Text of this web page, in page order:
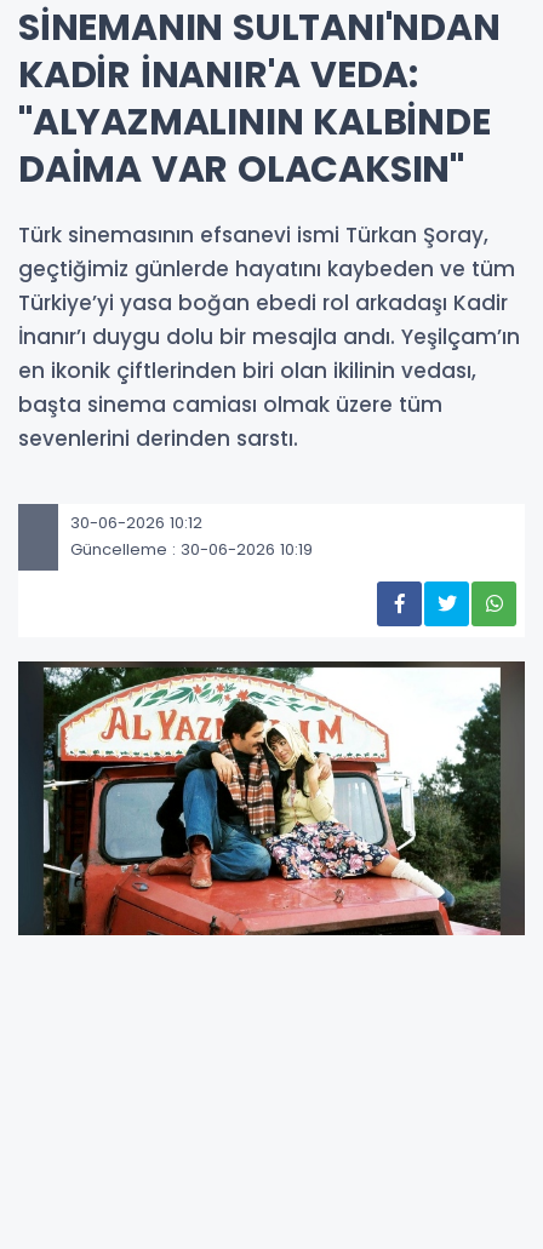
SİNEMANIN SULTANI'NDAN
KADİR İNANIR'A VEDA:
"ALYAZMALININ KALBİNDE
DAİMA VAR OLACAKSIN"
Türk sinemasının efsanevi ismi Türkan Şoray,
geçtiğimiz günlerde hayatını kaybeden ve tüm
Türkiye’yi yasa boğan ebedi rol arkadaşı Kadir
İnanır’ı duygu dolu bir mesajla andı. Yeşilçam’ın
en ikonik çiftlerinden biri olan ikilinin vedası,
başta sinema camiası olmak üzere tüm
sevenlerini derinden sarstı.
30-06-2026 10:12
Güncelleme : 30-06-2026 10:19